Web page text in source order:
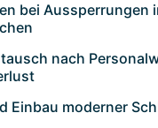
bei Aussperrungen
nach
Einbau moderner